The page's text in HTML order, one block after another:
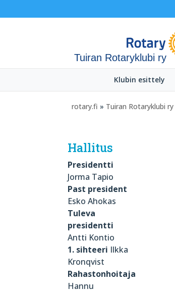
Tuiran Rotaryklubi ry
Klubin esittely
rotary.fi » Tuiran Rotaryklubi ry
Hallitus
Presidentti
Jorma Tapio
Past president
Esko Ahokas
Tuleva
presidentti
Antti Kontio
1. sihteeri Ilkka
Kronqvist
Rahastonhoitaja
Hannu